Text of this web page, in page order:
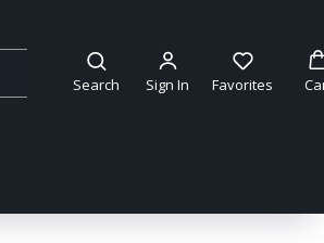
Search Sign In Favorites